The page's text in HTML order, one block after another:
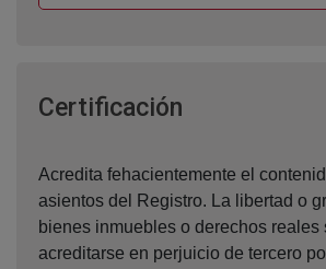
Certificación
Acredita fehacientemente el
asientos del Registro. La libertad o
bienes inmuebles o derechos reales
acreditarse en perjuicio de tercero